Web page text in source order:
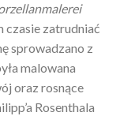
czasie zatrudniać
sprowadzano z
malowana
oraz rosnące
Rosenthala